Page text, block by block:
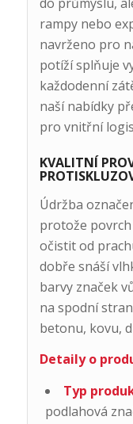
rampy nebo
navrženo pro
potíží splňuje
každodenní
naší nabídky
pro vnitřní
KVALITNÍ
Údržba
protože
očistit od
dobře snáší
barvy značek
na spodní
betonu, kovu,
Detaily o
Typ
podlahová